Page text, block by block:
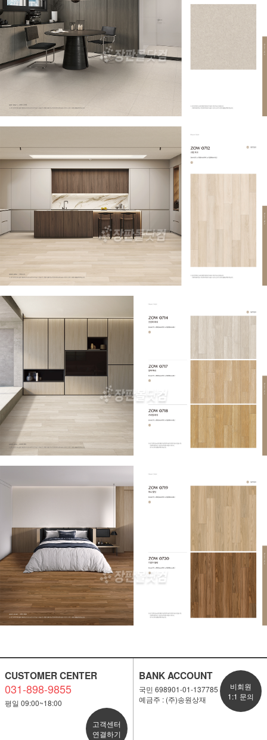
CUSTOMER CENTER
031-898-9855
평일 09:00~18:00
고객센터
연결하기
BANK ACCOUNT
국민 698901-01-137785
예금주 : (주)송원상재
비회원
1:1 문의